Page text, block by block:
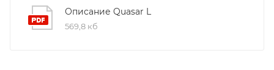
Описание Quasar L
569,8 кб